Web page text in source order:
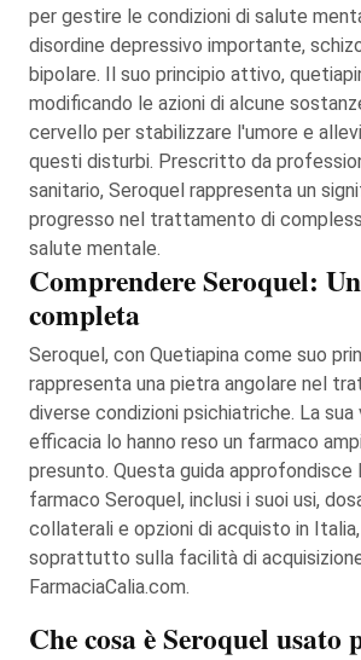
per gestire le condizioni di salute
disordine depressivo importante,
bipolare. Il suo principio attivo,
modificando le azioni di alcune
cervello per stabilizzare l'umore e
questi disturbi. Prescritto da
sanitario, Seroquel rappresenta un
progresso nel trattamento di
salute mentale.
Comprendere Seroquel:
completa
Seroquel, con Quetiapina come suo
rappresenta una pietra angolare nel
diverse condizioni psichiatriche. La
efficacia lo hanno reso un farmaco
presunto. Questa guida
farmaco Seroquel, inclusi i suoi usi,
collaterali e opzioni di acquisto in
soprattutto sulla facilità di
FarmaciaCalia.com.
Che cosa è Seroquel